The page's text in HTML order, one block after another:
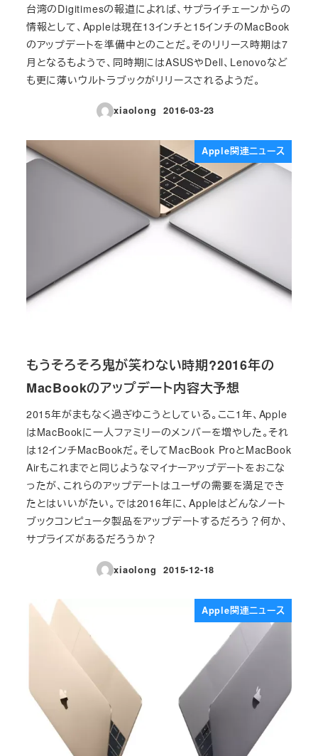
台湾のDigitimesの報道によれば、サプライチェーンからの
情報として、Appleは現在13インチと15インチのMacBook
のアップデートを準備中とのことだ。そのリリース時期は7
月となるもようで、同時期にはASUSやDell、Lenovoなど
も更に薄いウルトラブックがリリースされるようだ。
xiaolong
投稿日
2016-03-23
Apple関連ニュース
もうそろそろ鬼が笑わない時期?2016年の
MacBookのアップデート内容大予想
2015年がまもなく過ぎゆこうとしている。ここ1年、Apple
はMacBookに一人ファミリーのメンバーを増やした。それ
は12インチMacBookだ。そしてMacBook ProとMacBook
Airもこれまでと同じようなマイナーアップデートをおこな
ったが、これらのアップデートはユーザの需要を満足でき
たとはいいがたい。では2016年に、Appleはどんなノート
ブックコンピュータ製品をアップデートするだろう？何か、
サプライズがあるだろうか？
xiaolong
投稿日
2015-12-18
Apple関連ニュース